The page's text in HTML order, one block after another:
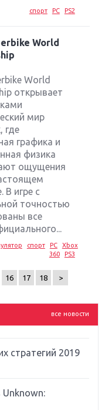
спорт PC PS2
World
World
открывает
мир
где
графика и
физика
ощущения
В игре с
точностью
все
спорт PC
Xbox
360
PS3
16 17 18 >
все новости
Microsoft и
South Park и
стратегий 2019
Unknown: